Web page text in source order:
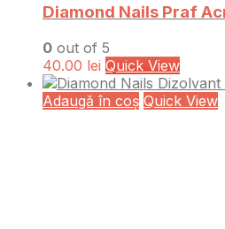
Diamond Nails Praf
0 out of 5
40.00 lei Quick View
Adaugă în coș Quick View